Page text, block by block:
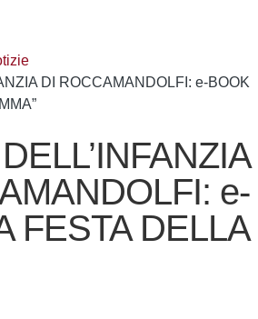
DI ROCCAMANDOLFI: e-BOOK
e-
FESTA DELLA